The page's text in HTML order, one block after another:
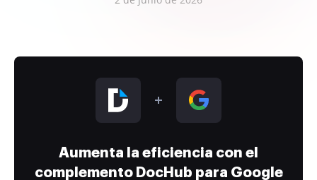
Aumenta la eficiencia con el
complemento DocHub para Google